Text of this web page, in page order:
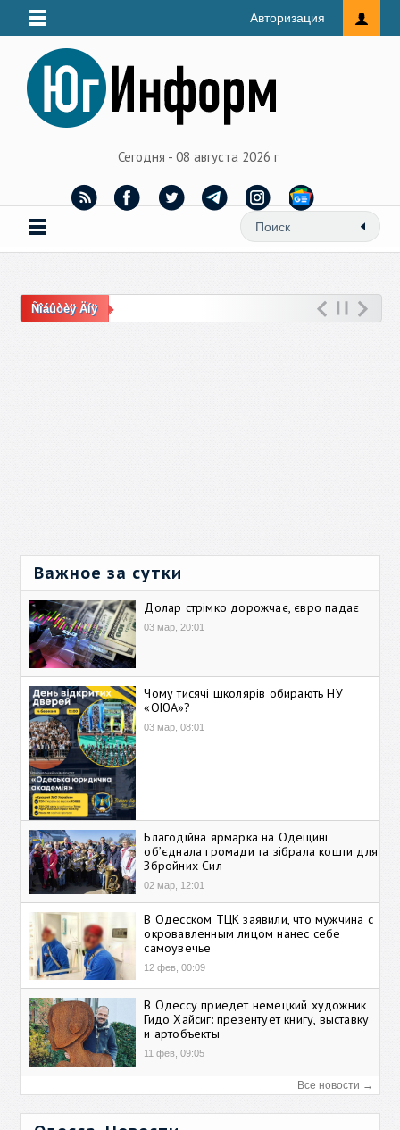
Авторизация
Сегодня - 08 августа 2026 г
Ñîáûòèÿ Äíÿ
Важное за сутки
Долар стрімко дорожчає, євро падає
03 мар, 20:01
Чому тисячі школярів обирають НУ
«ОЮА»?
03 мар, 08:01
Благодійна ярмарка на Одещині
об’єднала громади та зібрала кошти для
Збройних Сил
02 мар, 12:01
В Одесском ТЦК заявили, что мужчина с
окровавленным лицом нанес себе
самоувечье
12 фев, 00:09
В Одессу приедет немецкий художник
Гидо Хайсиг: презентует книгу, выставку
и артобъекты
11 фев, 09:05
Все новости →